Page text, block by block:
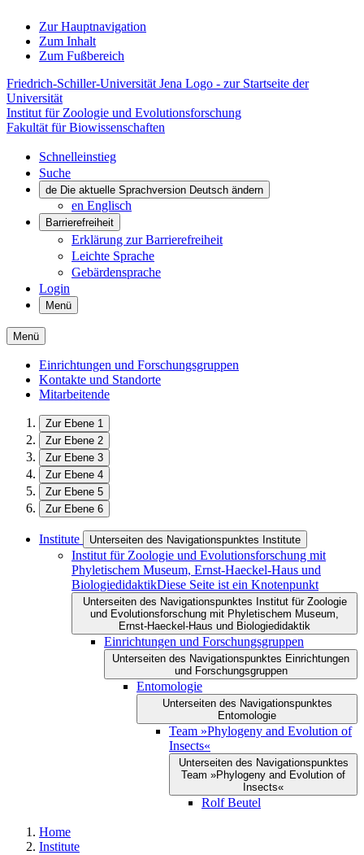
Zur Hauptnavigation
Zum Inhalt
Zum Fußbereich
Friedrich-Schiller-Universität Jena Logo - zur Startseite der
Universität
Institut für Zoologie und Evolutionsforschung
Fakultät für Biowissenschaften
Schnelleinstieg
Suche
de Die aktuelle Sprachversion Deutsch ändern
en Englisch
Barrierefreiheit
Erklärung zur Barrierefreiheit
Leichte Sprache
Gebärdensprache
Login
Menü
Menü
Einrichtungen und Forschungsgruppen
Kontakte und Standorte
Mitarbeitende
Zur Ebene 1
Zur Ebene 2
Zur Ebene 3
Zur Ebene 4
Zur Ebene 5
Zur Ebene 6
Institute Unterseiten des Navigationspunktes Institute
Institut für Zoologie und Evolutionsforschung mit
Phyletischem Museum, Ernst-Haeckel-Haus und
BiologiedidaktikDiese Seite ist ein Knotenpunkt
Unterseiten des Navigationspunktes Institut für Zoologie
und Evolutionsforschung mit Phyletischem Museum,
Ernst-Haeckel-Haus und Biologiedidaktik
Einrichtungen und Forschungsgruppen
Unterseiten des Navigationspunktes Einrichtungen
und Forschungsgruppen
Entomologie
Unterseiten des Navigationspunktes
Entomologie
Team »Phylogeny and Evolution of
Insects«
Unterseiten des Navigationspunktes
Team »Phylogeny and Evolution of
Insects«
Rolf Beutel
Home
Institute